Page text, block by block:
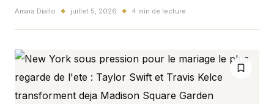
Amara Diallo ◆ juillet 5, 2026 ◆ 4 min de lecture